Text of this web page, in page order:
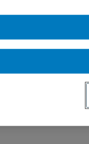
Berri-UQAM
en sciences
de
est actuellement
Il mène des
territoriale, la
communiquer avec